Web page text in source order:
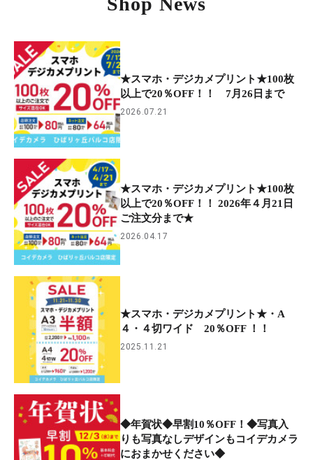
★スマホ・デジカメプリント★100枚
以上で20％OFF！！ 7月26日まで
2026.07.21
★スマホ・デジカメプリント★100枚
以上で20％OFF！！ 2026年４月21日
ご注文分まで★
2026.04.17
★スマホ・デジカメプリント★・A
４・４切ワイド 20％OFF ！！
2025.11.21
◆年賀状◆早割10％OFF！◆写真入
りも写真なしデザインもコイデカメラ
におまかせください◆